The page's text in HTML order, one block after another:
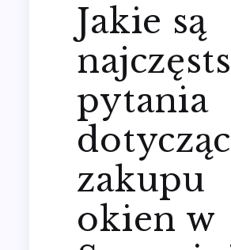
Jakie są
pytania
zakupu
okien w